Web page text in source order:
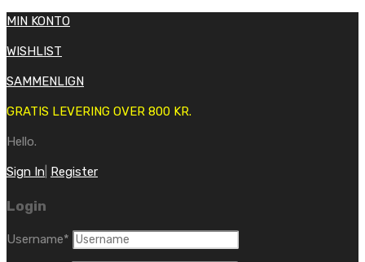
MIN KONTO
WISHLIST
SAMMENLIGN
GRATIS LEVERING OVER 800 KR.
Hello.
Sign In Register
Login
Username*